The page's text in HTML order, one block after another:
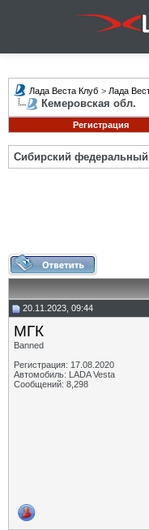
Лада Веста Клуб > Лада
Кемеровская обл.
Регистрация
Сибирский федеральный
20.11.2023, 09:44
МГК
Banned
Регистрация: 17.08.2020
Автомобиль: LADA Vesta
Сообщений: 8,298